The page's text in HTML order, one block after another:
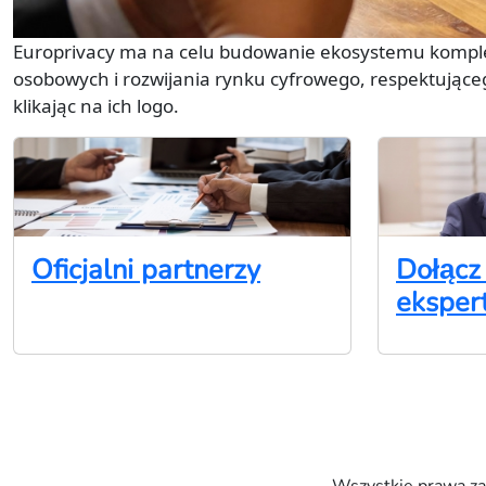
Europrivacy ma na celu budowanie ekosystemu
osobowych i rozwijania rynku cyfrowego,
klikając na ich logo.
Oficjalni partnerzy